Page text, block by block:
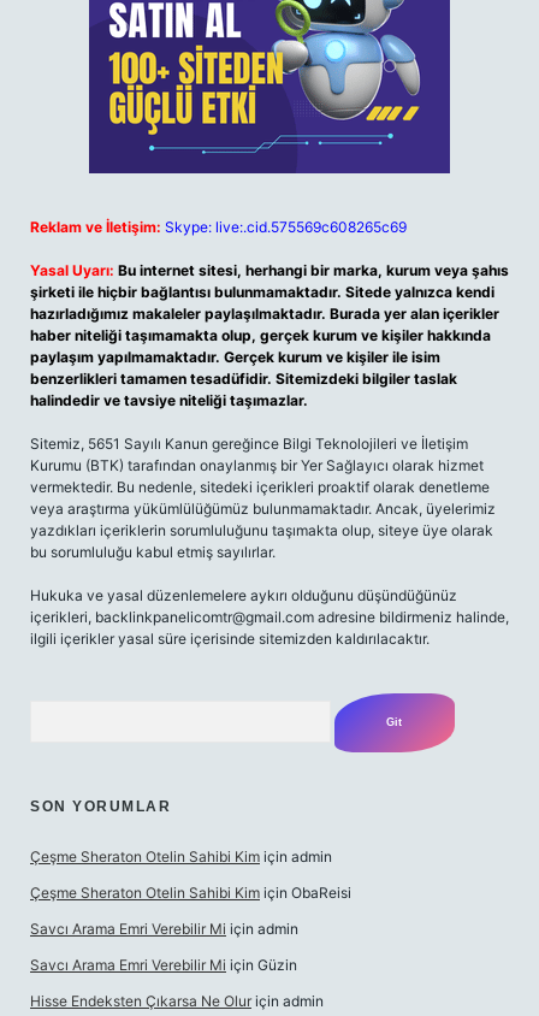
Reklam ve İletişim: Skype: live:.cid.575569c608265c69
Yasal Uyarı: Bu internet sitesi, herhangi bir marka, kurum veya şahıs
şirketi ile hiçbir bağlantısı bulunmamaktadır. Sitede yalnızca kendi
hazırladığımız makaleler paylaşılmaktadır. Burada yer alan içerikler
haber niteliği taşımamakta olup, gerçek kurum ve kişiler hakkında
paylaşım yapılmamaktadır. Gerçek kurum ve kişiler ile isim
benzerlikleri tamamen tesadüfidir. Sitemizdeki bilgiler taslak
halindedir ve tavsiye niteliği taşımazlar.
Sitemiz, 5651 Sayılı Kanun gereğince Bilgi Teknolojileri ve İletişim
Kurumu (BTK) tarafından onaylanmış bir Yer Sağlayıcı olarak hizmet
vermektedir. Bu nedenle, sitedeki içerikleri proaktif olarak denetleme
veya araştırma yükümlülüğümüz bulunmamaktadır. Ancak, üyelerimiz
yazdıkları içeriklerin sorumluluğunu taşımakta olup, siteye üye olarak
bu sorumluluğu kabul etmiş sayılırlar.
Hukuka ve yasal düzenlemelere aykırı olduğunu düşündüğünüz
içerikleri, backlinkpanelicomtr@gmail.com adresine bildirmeniz halinde,
ilgili içerikler yasal süre içerisinde sitemizden kaldırılacaktır.
SON YORUMLAR
Çeşme Sheraton Otelin Sahibi Kim için admin
Çeşme Sheraton Otelin Sahibi Kim için ObaReisi
Savcı Arama Emri Verebilir Mi için admin
Savcı Arama Emri Verebilir Mi için Güzin
Hisse Endeksten Çıkarsa Ne Olur için admin